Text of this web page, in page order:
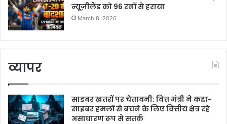
न्यूज़ीलैंड को 96 रनों से हराया
March 8, 2026
व्यापर
साइबर खतरों पर चेतावनी: वित्त मंत्री ने कहा-
साइबर हमलों से बचने के लिए वित्तीय क्षेत्र रहे
असाधारण रूप से सतर्क